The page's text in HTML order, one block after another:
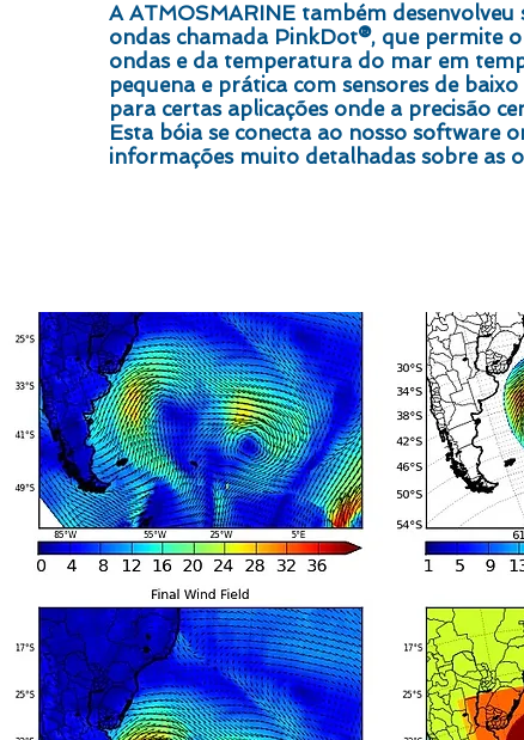
A ATMOSMARINE também
ondas chamada PinkDot®, que permite
ondas e da temperatura do mar em
pequena e prática com sensores de
para certas aplicações onde a precisão
Esta bóia se conecta ao nosso software
informações muito detalhadas sobre as